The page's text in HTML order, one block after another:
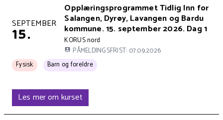
Kursets overskrift
Opplæringsprogrammet Tidlig Inn for
Salangen, Dyrøy, Lavangen og Bardu
kommune. 15. september 2026. Dag 1
Kursets arrangør er
KORUS nord
PÅMELDINGSFRIST: 07.09.2026
Kurset holdes på
SEPTEMBER
15.
Kurset arrangeres
Fysisk Kurset har 1 tema kategorier:
Barn og foreldre
Les mer om kurset